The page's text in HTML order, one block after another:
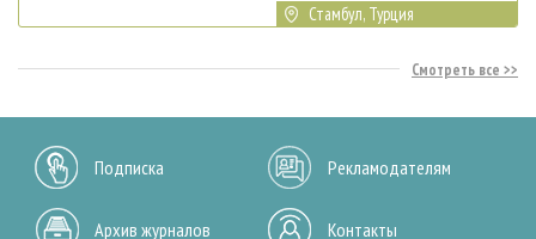
Стамбул, Турция
Смотреть все
Подписка Рекламодателям
Архив журналов Контакты